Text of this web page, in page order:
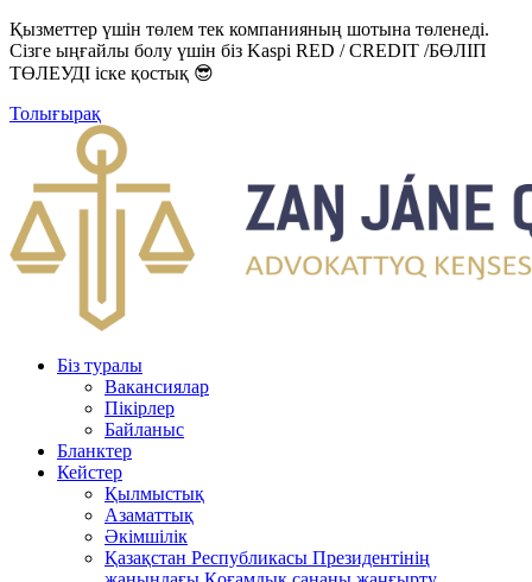
Қызметтер үшін төлем тек компанияның шотына төленеді.
Сізге ыңғайлы болу үшін біз Kaspi RED / CREDIT /БӨЛІП
ТӨЛЕУДІ іске қостық 😎
Толығырақ
Біз туралы
Вакансиялар
Пікірлер
Байланыс
Бланктер
Кейстер
Қылмыстық
Азаматтық
Әкімшілік
Қазақстан Республикасы Президентінің